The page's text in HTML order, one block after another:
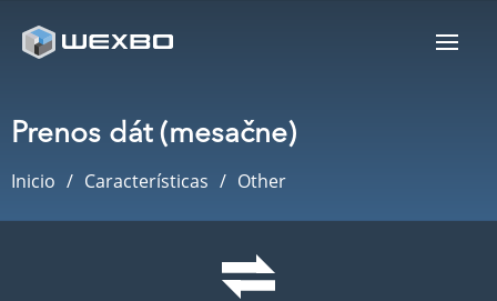
Prenos dát (mesačne)
Inicio Características Other